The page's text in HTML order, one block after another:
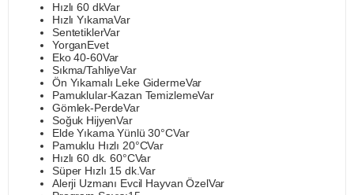
Hızlı 60 dkVar
Hızlı YıkamaVar
SentetiklerVar
YorganEvet
Eko 40-60Var
Sıkma/TahliyeVar
Ön Yıkamalı Leke GidermeVar
Pamuklular-Kazan TemizlemeVar
Gömlek-PerdeVar
Soğuk HijyenVar
Elde Yıkama Yünlü 30°CVar
Pamuklu Hızlı 20°CVar
Hızlı 60 dk. 60°CVar
Süper Hızlı 15 dk.Var
Alerji Uzmanı Evcil Hayvan ÖzelVar